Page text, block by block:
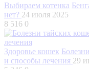
Выбираем котенка
нет? 24 июля 2025
8 516 0
Здоровье кошек
и способы лечения 29